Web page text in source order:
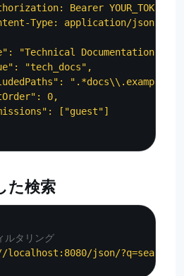
Bearer YOUR_TOKEN"
Type: application/json"
"Technical Documentation",
"tech_docs",
0,
["guest"]
た検索
ルタリング
json/